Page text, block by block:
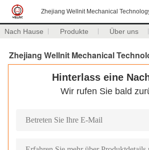
Zhejiang Wellnit Mechanical
Nach Hause Produkte Über uns
Zhejiang Wellnit Mechanical
Hinterlass eine
Wir rufen Sie bald